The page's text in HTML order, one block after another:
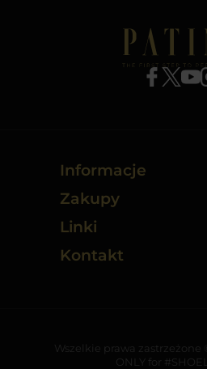
Informacje
Zakupy
Linki
Kontakt
Wszelkie prawa zastrzeżone
ONLY for